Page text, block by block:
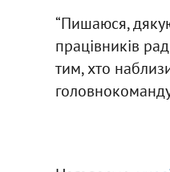
“Пишаюся,
працівників
тим, хто